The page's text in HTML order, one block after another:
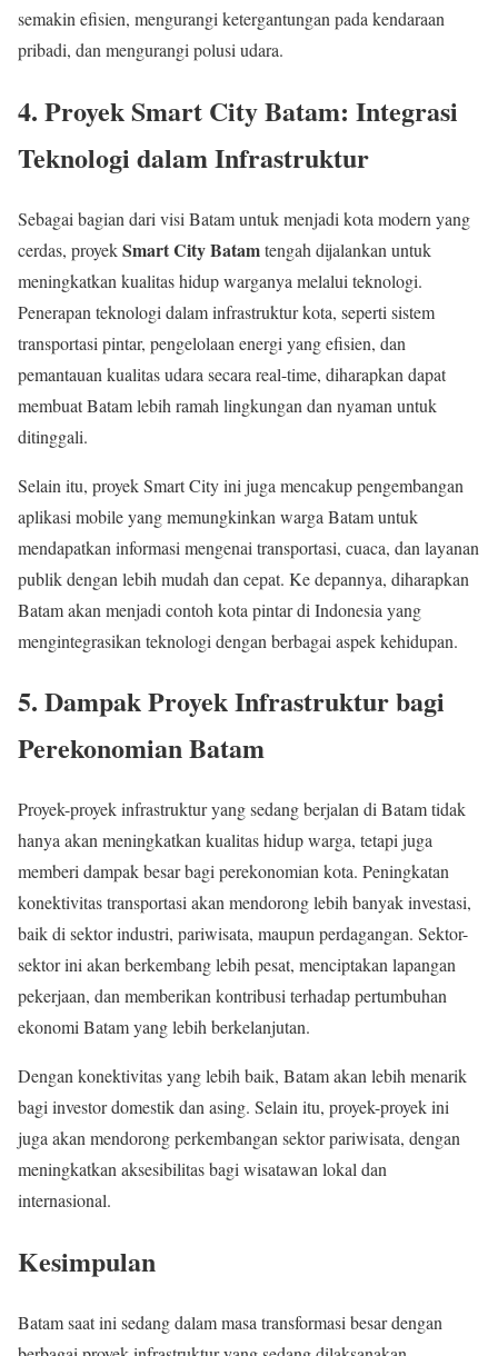
semakin efisien, mengurangi ketergantungan pada kendaraan
pribadi, dan mengurangi polusi udara.
4. Proyek Smart City Batam: Integrasi
Teknologi dalam Infrastruktur
Sebagai bagian dari visi Batam untuk menjadi kota modern yang
cerdas, proyekSmart City Batamtengah dijalankan untuk
meningkatkan kualitas hidup warganya melalui teknologi.
Penerapan teknologi dalam infrastruktur kota, seperti sistem
transportasi pintar, pengelolaan energi yang efisien, dan
pemantauan kualitas udara secara real-time, diharapkan dapat
membuat Batam lebih ramah lingkungan dan nyaman untuk
ditinggali.
Selain itu, proyek Smart City ini juga mencakup pengembangan
aplikasi mobile yang memungkinkan warga Batam untuk
mendapatkan informasi mengenai transportasi, cuaca, dan layanan
publik dengan lebih mudah dan cepat. Ke depannya, diharapkan
Batam akan menjadi contoh kota pintar di Indonesia yang
mengintegrasikan teknologi dengan berbagai aspek kehidupan.
5. Dampak Proyek Infrastruktur bagi
Perekonomian Batam
Proyek-proyek infrastruktur yang sedang berjalan di Batam tidak
hanya akan meningkatkan kualitas hidup warga, tetapi juga
memberi dampak besar bagi perekonomian kota. Peningkatan
konektivitas transportasi akan mendorong lebih banyak investasi,
baik di sektor industri, pariwisata, maupun perdagangan. Sektor-
sektor ini akan berkembang lebih pesat, menciptakan lapangan
pekerjaan, dan memberikan kontribusi terhadap pertumbuhan
ekonomi Batam yang lebih berkelanjutan.
Dengan konektivitas yang lebih baik, Batam akan lebih menarik
bagi investor domestik dan asing. Selain itu, proyek-proyek ini
juga akan mendorong perkembangan sektor pariwisata, dengan
meningkatkan aksesibilitas bagi wisatawan lokal dan
internasional.
Kesimpulan
Batam saat ini sedang dalam masa transformasi besar dengan